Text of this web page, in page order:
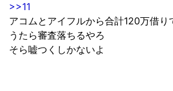
>>11
アコムとアイフルから合計120万借り
うたら審査落ちるやろ
そら嘘つくしかないよ